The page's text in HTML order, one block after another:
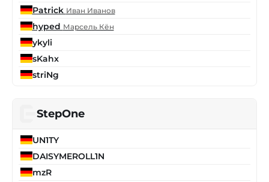
Patrick Иван Иванов
hyped Марсель Кён
ykyli
sKahx
striNg
StepOne
UN1TY
DAISYMEROLL1N
mzR